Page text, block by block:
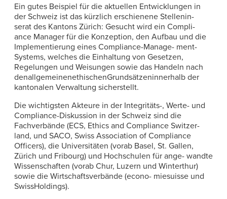
Ein gutes Beispiel für die aktuellen Entwicklungen in
der Schweiz ist das kürzlich erschienene Stellenin-
serat des Kantons Zürich: Gesucht wird ein Compli-
ance Manager für die Konzeption, den Aufbau und die
Implementierung eines Compliance-Manage- ment-
Systems, welches die Einhaltung von Gesetzen,
Regelungen und Weisungen sowie das Handeln nach
denallgemeinenethischenGrundsätzeninnerhalb der
kantonalen Verwaltung sicherstellt.
Die wichtigsten Akteure in der Integritäts-, Werte- und
Compliance-Diskussion in der Schweiz sind die
Fachverbände (ECS, Ethics and Compliance Switzer-
land, und SACO, Swiss Association of Compliance
Officers), die Universitäten (vorab Basel, St. Gallen,
Zürich und Fribourg) und Hochschulen für ange- wandte
Wissenschaften (vorab Chur, Luzern und Winterthur)
sowie die Wirtschaftsverbände (econo- miesuisse und
SwissHoldings).